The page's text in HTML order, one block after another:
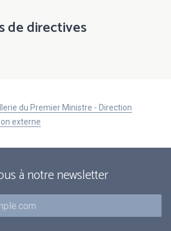
de directives
du Premier Ministre - Direction
externe
à notre newsletter